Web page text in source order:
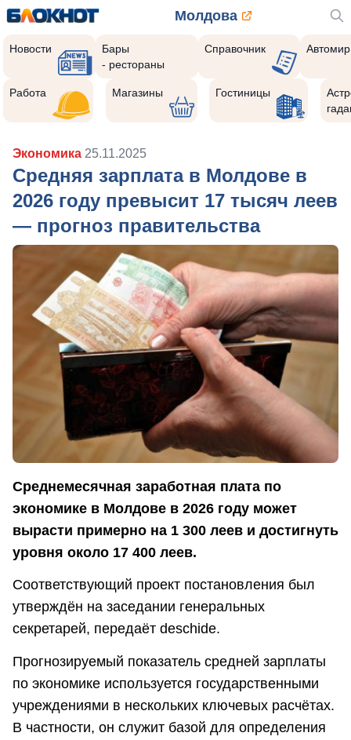
Молдова
Новости
Бары
- рестораны
Справочник Автомир
Работа Магазины Гостиницы
Экономика 25.11.2025
Средняя зарплата в Молдове в
2026 году превысит 17 тысяч леев
— прогноз правительства
Среднемесячная заработная плата по
экономике в Молдове в 2026 году может
вырасти примерно на 1 300 леев и достигнуть
уровня около 17 400 леев.
Соответствующий проект постановления был
утверждён на заседании генеральных
секретарей, передаёт deschide.
Прогнозируемый показатель средней зарплаты
по экономике используется государственными
учреждениями в нескольких ключевых расчётах.
В частности, он служит базой для определения